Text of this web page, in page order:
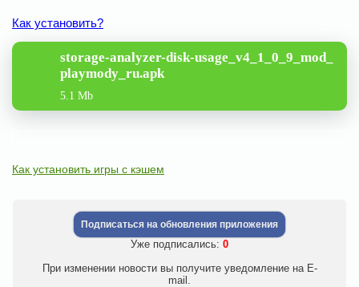
Как установить?
storage-analyzer-disk-usage_v4_1_0_9_mod_
playmody_ru.apk
5.1 Mb
Как установить игры с кэшем
Подписаться на обновления приложения
Уже подписались: 0
При изменении новости вы получите уведомление на E-
mail.